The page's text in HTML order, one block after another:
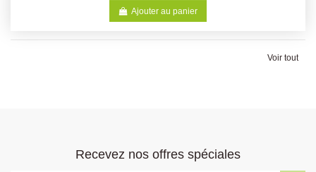
Ajouter au panier
Voir tout
Recevez nos offres spéciales